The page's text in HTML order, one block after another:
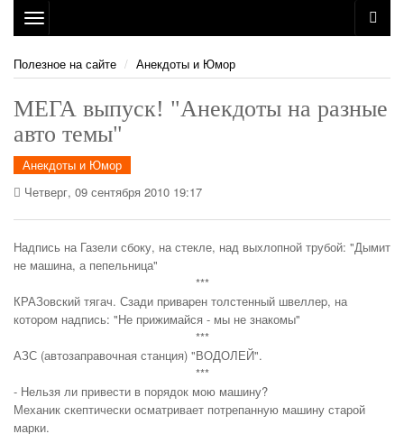
Toggle
navigation
Полезное на сайте
Анекдоты и Юмор
МЕГА выпуск! "Анекдоты на разные
авто темы"
Анекдоты и Юмор
Четверг, 09 сентября 2010 19:17
Hадпись на Газели сбоку, на стекле, над выхлопной трубой: "Дымит
не машина, а пепельница"
***
КРАЗовский тягач. Сзади пpиваpен толстенный швеллеp, на
котоpом надпись: "Hе пpижимайся - мы не знакомы"
***
АЗС (автозаправочная станция) "ВОДОЛЕЙ".
***
- Нельзя ли привести в порядок мою машину?
Механик скептически осматривает потрепанную машину старой
марки.